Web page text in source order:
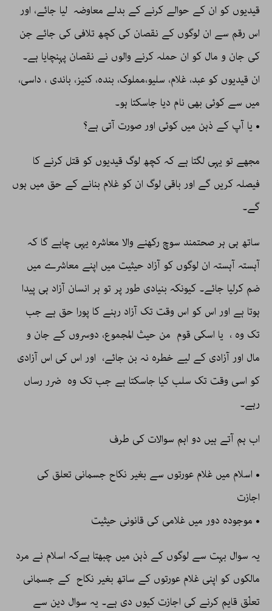
قیدیوں کو ان کے حوالے کرنے کے بدلے معاوضہ لیا جائے، اور
اس رقم سے ان لوگوں کے نقصان کی کچھ تلافی کی جائے جن
کی جان و مال کو ان حملہ کرنے والوں نے نقصان پہنچایا ہے۔
ان قیدیوں کو عبد، غلام، سلیو،مملوک، بندہ، کنیز، باندی ، داسی،
میں سے کوئی بھی نام دیا جاسکتا ہو۔
• یا آپ کے ذہن میں کوئی اور صورت آتی ہے؟
مجھے تو یہی لگتا ہے کہ کچھ لوگ قیدیوں کو قتل کرنے کا
فیصلہ کریں گے اور باقی لوگ ان کو غلام بنانے کے حق میں ہوں
گے۔
ساتھ ہی ہر صحتمند سوچ رکھنے والا معاشرہ یہی چاہے گا کہ
آہستہ آہستہ ان لوگوں کو آزاد حیثیت میں اپنے معاشرے میں
ضم کرلیا جائے۔ کیونکہ بنیادی طور پر تو ہر انسان آزاد ہی پیدا
ہوتا ہے اور اس کو اس وقت تک آزاد رہنے کا پورا حق ہے جب
تک وہ ، یا اسکی قوم من حیث المجموع، دوسروں کے جان و
مال اور آزادی کے لیے خطرہ نہ بن جائے، اور اس کی اس آزادی
کو اسی وقت تک سلب کیا جاسکتا ہے جب تک وہ ضرر رساں
رہے۔
اب ہم آتے ہیں دو اہم سوالات کی طرف
• اسلام میں غلام عورتوں سے بغیر نکاح جسمانی تعلق کی
اجازت
• موجودہ دور میں غلامی کی قانونی حیثیت
یہ سوال بہت سے لوگوں کے ذہن میں چبھتا ہےکہ اسلام نے مرد
مالکوں کو اپنی غلام عورتوں کے ساتھ بغیر نکاح کے جسمانی
تعلّق قایم کرنے کی اجازت کیوں دی ہے۔ یہ سوال دین سے